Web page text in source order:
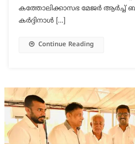
കത്തോലിക്കാസഭ മേജർ ആർച്ച്
കർദ്ദിനാൾ […]
Continue Reading